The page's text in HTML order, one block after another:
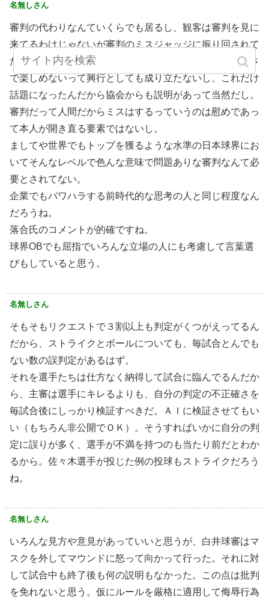
名無しさん
審判の代わりなんていくらでも居るし、観客は審判を見に
来てるわけじゃないが審判のミスジャッジに振り回されて
たら何も楽しめない、お金払って見に来てるのに理不尽さ
で楽しめないって興行としても成り立たないし、これだけ
話題になったんだから協会からも説明があって当然だし。
審判だって人間だからミスはするっていうのは慰めであっ
て本人が開き直る要素ではないし。
ましてや世界でもトップを獲るような水準の日本球界にお
いてそんなレベルで色んな意味で問題ありな審判なんて必
要とされてない。
企業でもパワハラする前時代的な思考の人と同じ程度なん
だろうね。
落合氏のコメントが的確ですね。
球界OBでも屈指でいろんな立場の人にも考慮して言葉選
びもしていると思う。
名無しさん
そもそもリクエストで３割以上も判定がくつがえってるん
だから、ストライクとボールについても、毎試合とんでも
ない数の誤判定があるはず。
それを選手たちは仕方なく納得して試合に臨んでるんだか
ら、主審は選手にキレるよりも、自分の判定の不正確さを
毎試合後にしっかり検証すべきだ。ＡＩに検証させてもい
い（もちろん非公開でＯＫ）。そうすればいかに自分の判
定に誤りが多く、選手が不満を持つのも当たり前だとわか
るから。佐々木選手が投じた例の投球もストライクだろう
ね。
名無しさん
いろんな見方や意見があっていいと思うが、白井球審はマ
スクを外してマウンドに怒って向かって行った。それに対
して試合中も終了後も何の説明もなかった。この点は批判
を免れないと思う。仮にルールを厳格に適用して侮辱行為